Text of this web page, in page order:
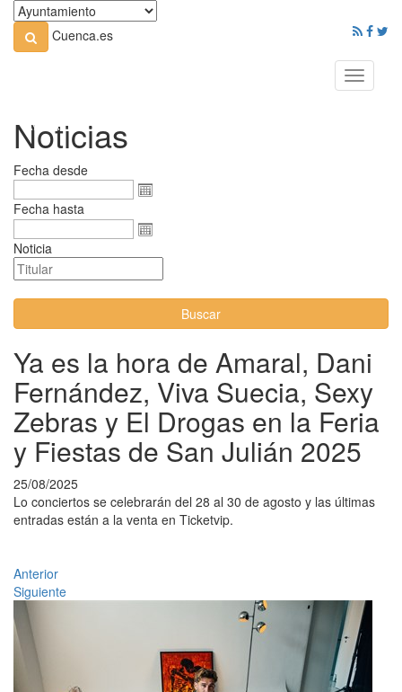
Cuenca.es
Toggle
Noticias
Fecha desde
Fecha hasta
Noticia
Buscar
Ya es la hora de Amaral, Dani
Fernández, Viva Suecia, Sexy
Zebras y El Drogas en la Feria
y Fiestas de San Julián 2025
25/08/2025
Lo conciertos se celebrarán del 28 al 30 de agosto y las últimas
entradas están a la venta en Ticketvip.
Anterior
Siguiente